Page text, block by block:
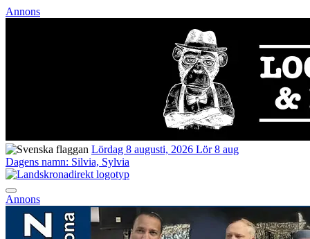
Annons
Lördag 8 augusti, 2026 Lör 8 aug
Dagens namn: Silvia, Sylvia
Annons